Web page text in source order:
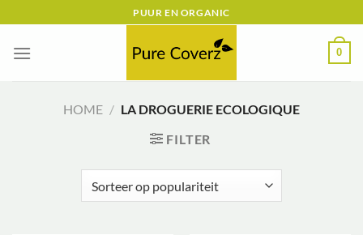
naar
inhoud
PUUR EN ORGANIC
0
HOME / LA DROGUERIE ECOLOGIQUE
FILTER